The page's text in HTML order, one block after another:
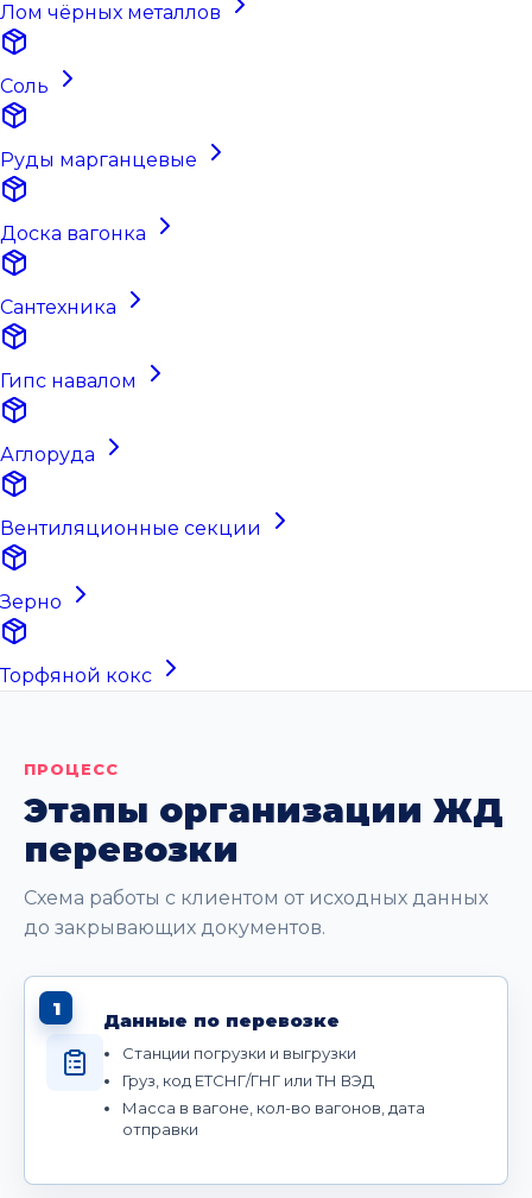
Лом чёрных металлов
Соль
Руды марганцевые
Доска вагонка
Сантехника
Гипс навалом
Аглоруда
Вентиляционные секции
Зерно
Торфяной кокс
ПРОЦЕСС
Этапы организации ЖД
перевозки
Схема работы с клиентом от исходных данных
до закрывающих документов.
1
Данные по перевозке
Станции погрузки и выгрузки
Груз, код ЕТСНГ/ГНГ или ТН ВЭД
Масса в вагоне, кол-во вагонов, дата
отправки